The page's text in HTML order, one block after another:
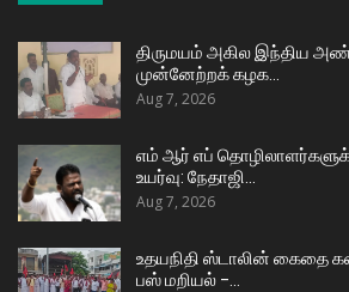
திருமயம் அகில இந்திய
முன்னேற்றக் கழக…
Aug 7, 2026
எம் ஆர் எப்
உயர்வு: நேதாஜி…
Aug 7, 2026
உதயநிதி ஸ்டாலின் கைதை
பஸ் மறியல் –…